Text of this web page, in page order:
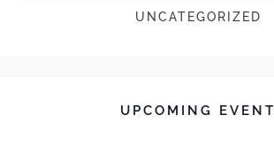
UNCATEGORIZED
UPCOMING EVENT